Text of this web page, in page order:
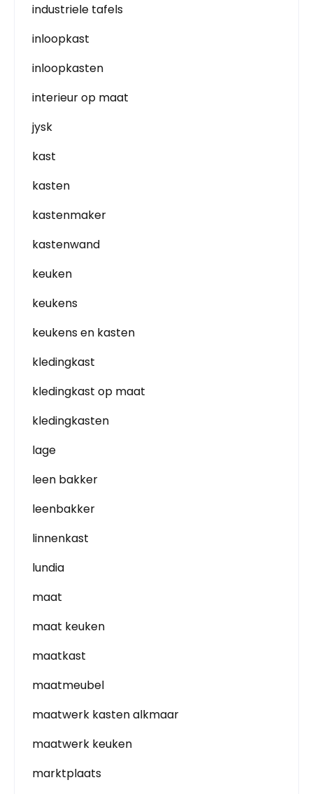
industriele tafels
inloopkast
inloopkasten
interieur op maat
jysk
kast
kasten
kastenmaker
kastenwand
keuken
keukens
keukens en kasten
kledingkast
kledingkast op maat
kledingkasten
lage
leen bakker
leenbakker
linnenkast
lundia
maat
maat keuken
maatkast
maatmeubel
maatwerk kasten alkmaar
maatwerk keuken
marktplaats